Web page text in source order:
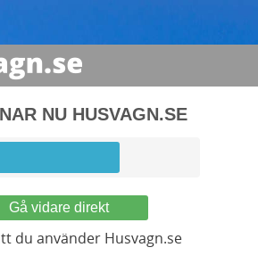
NU HUSVAGN.SE
Gå vidare direkt
du använder Husvagn.se